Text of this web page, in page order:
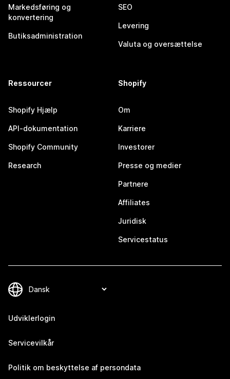
Markedsføring og
konvertering
Butiksadministration
SEO
Levering
Valuta og oversættelse
Ressourcer
Shopify Hjælp
API-dokumentation
Shopify Community
Research
Shopify
Om
Karriere
Investorer
Presse og medier
Partnere
Affiliates
Juridisk
Servicestatus
Udviklerlogin
Servicevilkår
Politik om beskyttelse af persondata